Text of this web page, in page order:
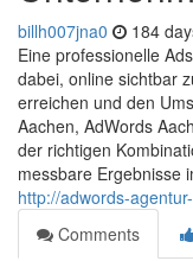
billh007jna0 184
Eine professionelle
dabei, online sichtbar
erreichen und den
Aachen, AdWords
der richtigen
messbare Ergebnisse
http://adwords-
Comments